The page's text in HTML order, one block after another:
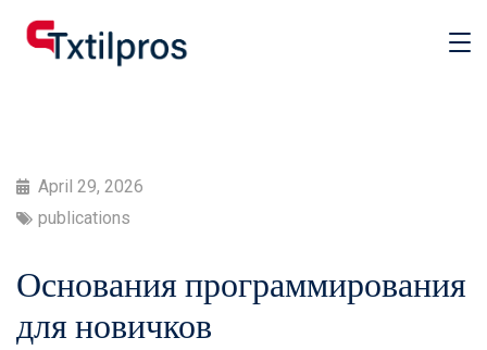
April 29, 2026
publications
Основания программирования
для новичков